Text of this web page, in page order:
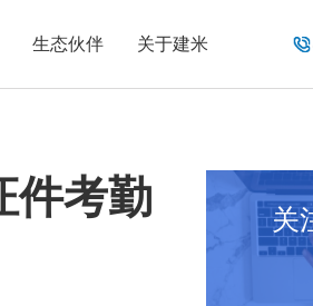
生态伙伴 关于建米
考勤与人工成
件考勤
关